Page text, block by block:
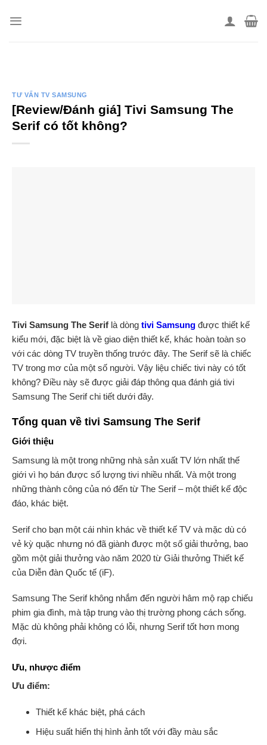
TƯ VẤN TV SAMSUNG
[Review/Đánh giá] Tivi Samsung The
Serif có tốt không?
Tivi Samsung The Serif là dòng tivi Samsung được thiết kế
kiểu mới, đặc biệt là về giao diện thiết kế, khác hoàn toàn so
với các dòng TV truyền thống trước đây. The Serif sẽ là chiếc
TV trong mơ của một số người. Vậy liệu chiếc tivi này có tốt
không? Điều này sẽ được giải đáp thông qua đánh giá tivi
Samsung The Serif chi tiết dưới đây.
Tổng quan về tivi Samsung The Serif
Giới thiệu
Samsung là một trong những nhà sản xuất TV lớn nhất thế
giới vì họ bán được số lượng tivi nhiều nhất. Và một trong
những thành công của nó đến từ The Serif – một thiết kế độc
đáo, khác biệt.
Serif cho bạn một cái nhìn khác về thiết kế TV và mặc dù có
vẻ kỳ quặc nhưng nó đã giành được một số giải thưởng, bao
gồm một giải thưởng vào năm 2020 từ Giải thưởng Thiết kế
của Diễn đàn Quốc tế (iF).
Samsung The Serif không nhắm đến người hâm mộ rạp chiếu
phim gia đình, mà tập trung vào thị trường phong cách sống.
Mặc dù không phải không có lỗi, nhưng Serif tốt hơn mong
đợi.
Ưu, nhược điểm
Ưu điểm:
Thiết kế khác biệt, phá cách
Hiệu suất hiển thị hình ảnh tốt với đầy màu sắc